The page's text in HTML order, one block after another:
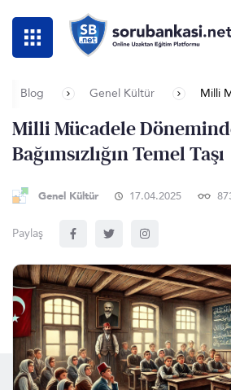
Blog Genel Kültür Milli
Milli Mücadele
Bağımsızlığın Temel Taşı
Genel Kültür 17.04.2025
Paylaş